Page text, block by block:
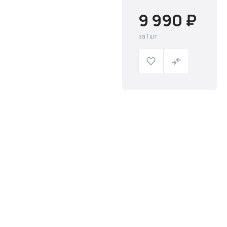
Слив и канализация
9 990 ₽
за 1 шт